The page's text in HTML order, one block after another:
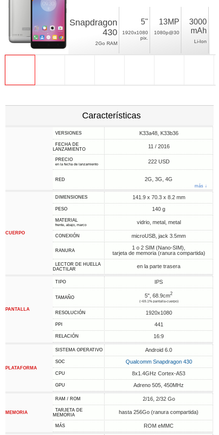
Snapdragon
430
2Go RAM
5"
1920x1080
pix.
13MP
1080p@30
3000
mAh
Li-Ion
Características
VERSIONES K33a48, K33b36
FECHA DE
LANZAMIENTO
11 / 2016
PRECIO
en la fecha de lanzamiento 222 USD
RED 2G, 3G, 4G
más ↓
CUERPO
DIMENSIONES 141.9 x 70.3 x 8.2 mm
PESO 140 g
MATERIAL
frente, abajo, marco vidrio, metal, metal
CONEXIÓN microUSB, jack 3.5mm
RANURA
1 o 2 SIM (Nano-SIM),
tarjeta de memoria (ranura compartida)
LECTOR DE HUELLA
DACTILAR
en la parte trasera
PANTALLA
TIPO IPS
TAMAÑO 5", 68.9cm2
(~69.1% pantalla-cuerpo)
RESOLUCIÓN 1920x1080
PPI 441
RELACIÓN 16:9
PLATAFORMA
SISTEMA OPERATIVO Android 6.0
SOC Qualcomm Snapdragon 430
CPU 8x1.4GHz Cortex-A53
GPU Adreno 505, 450MHz
MEMORIA
RAM / ROM 2/16, 2/32 Go
TARJETA DE
MEMORIA
hasta 256Go (ranura compartida)
MÁS ROM eMMC